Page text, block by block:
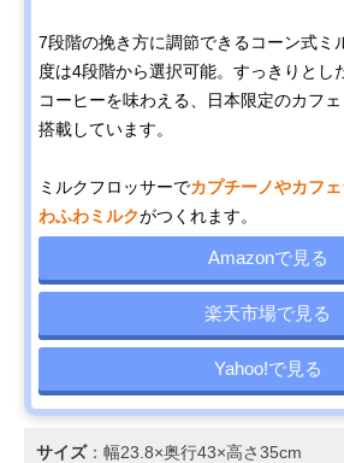
7段階の挽き方に調節できるコーン式ミ
度は4段階から選択可能。すっきりとし
コーヒーを味わえる、日本限定のカフ
搭載しています。
ミルクフロッサーでカプチーノやカフ
わふわミルクがつくれます。
Amazonで見る
楽天市場で見る
Yahoo!で見る
サイズ：幅23.8×奥行43×高さ35cm